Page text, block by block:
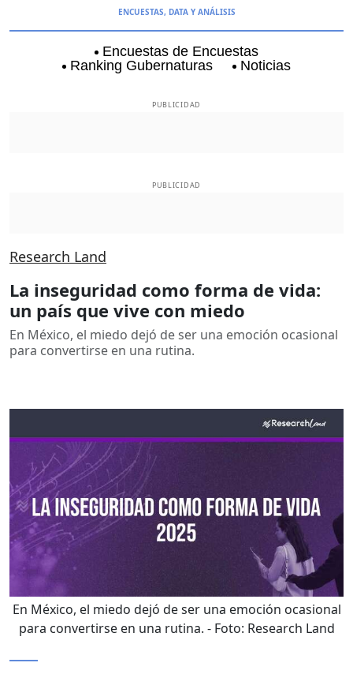
ENCUESTAS, DATA Y ANÁLISIS
Encuestas de Encuestas
Ranking Gubernaturas
Noticias
PUBLICIDAD
PUBLICIDAD
Research Land
La inseguridad como forma de vida:
un país que vive con miedo
En México, el miedo dejó de ser una emoción ocasional
para convertirse en una rutina.
En México, el miedo dejó de ser una emoción ocasional
para convertirse en una rutina. - Foto: Research Land